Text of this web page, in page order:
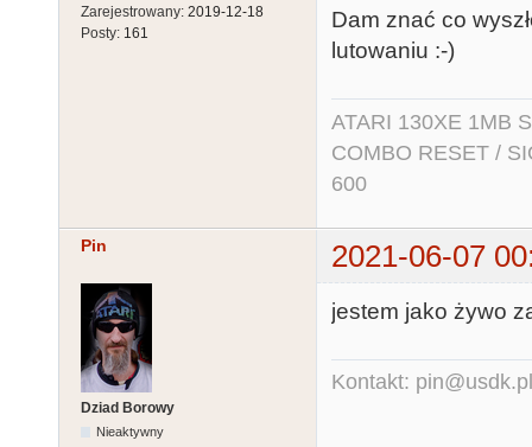
Zarejestrowany: 2019-12-18
Posty: 161
Dam znać co
lutowaniu :-)
ATARI 130XE 1MB
COMBO RESET /
600
Pin 2021-06-07
Dziad Borowy
Nieaktywny
jestem jako żywo
Kontakt: pin@usdk.pl